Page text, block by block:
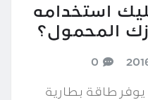
استخدامه
المحمول؟
0
طاقة بطارية